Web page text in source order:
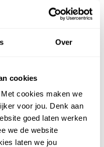
Over
cookies
cookies maken we
voor jou. Denk aan
goed laten werken
we de website
laten we jou